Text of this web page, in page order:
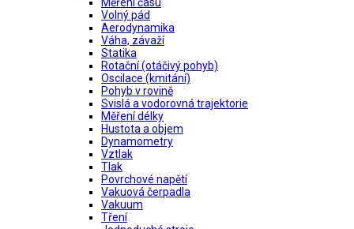
Měření času
Volný pád
Aerodynamika
Váha, závaží
Statika
Rotační (otáčivý pohyb)
Oscilace (kmitání)
Pohyb v rovině
Svislá a vodorovná trajektorie
Měření délky
Hustota a objem
Dynamometry
Vztlak
Tlak
Povrchové napětí
Vakuová čerpadla
Vakuum
Tření